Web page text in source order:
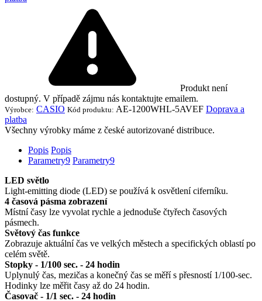
Produkt není
dostupný. V případě zájmu nás kontaktujte emailem.
Výrobce: CASIO Kód produktu: AE-1200WHL-5AVEF Doprava a
platba
Všechny výrobky máme z české autorizované distribuce.
Popis Popis
Parametry9 Parametry9
LED světlo
Light-emitting diode (LED) se používá k osvětlení ciferníku.
4 časová pásma zobrazení
Místní časy lze vyvolat rychle a jednoduše čtyřech časových
pásmech.
Světový čas funkce
Zobrazuje aktuální čas ve velkých městech a specifických oblastí po
celém světě.
Stopky - 1/100 sec. - 24 hodin
Uplynulý čas, mezičas a konečný čas se měří s přesností 1/100-sec.
Hodinky lze měřit časy až do 24 hodin.
Časovač - 1/1 sec. - 24 hodin